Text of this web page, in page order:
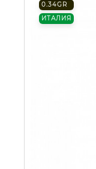
0.34GR
ИТАЛИЯ